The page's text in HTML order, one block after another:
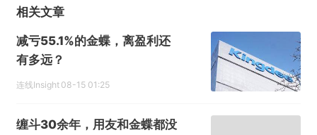
相关文章
减亏55.1%的金蝶，离盈利还
有多远？
连线Insight 08-15 01:25
缠斗30余年，用友和金蝶都没